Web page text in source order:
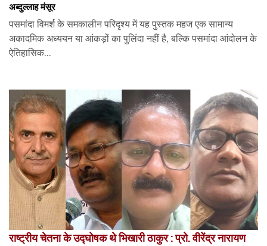
अब्दुल्लाह मंसूर
पसमांदा विमर्श के समकालीन परिदृश्य में यह पुस्तक महज एक सामान्य
अकादमिक अध्ययन या आंकड़ों का पुलिंदा नहीं है, बल्कि पसमांदा आंदोलन के
ऐतिहासिक...
राष्ट्रीय चेतना के उद्घोषक थे भिखारी ठाकुर : प्रो. वीरेंद्र नारायण